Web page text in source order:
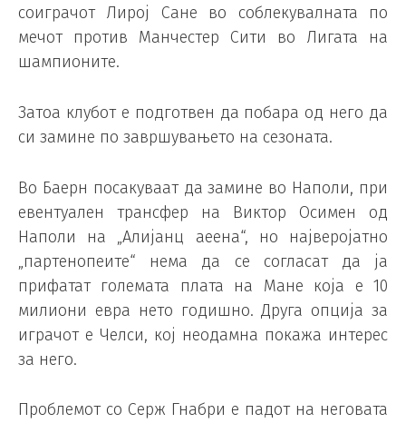
соиграчот Лирој Сане во соблекувалната по
мечот против Манчестер Сити во Лигата на
шампионите.
Затоа клубот е подготвен да побара од него да
си замине по завршувањето на сезоната.
Во Баерн посакуваат да замине во Наполи, при
евентуален трансфер на Виктор Осимен од
Наполи на „Алијанц аеена“, но најверојатно
„партенопеите“ нема да се согласат да ја
прифатат големата плата на Мане која е 10
милиони евра нето годишно. Друга опција за
играчот е Челси, кој неодамна покажа интерес
за него.
Проблемот со Серж Гнабри е падот на неговата